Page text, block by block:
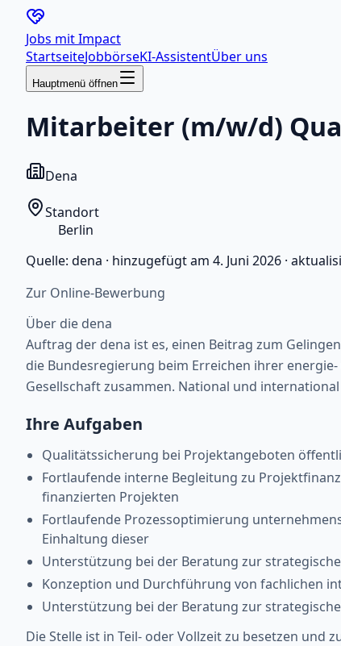
Jobs mitImpact
StartseiteJobbörseKI-AssistentÜber uns
Hauptmenü öffnen
Mitarbeiter (m/w/d)
Dena
Standort
Berlin
Quelle: dena · hinzugefügt am 4. Juni 2026 ·
Zur Online-Bewerbung
Über die dena
Auftrag der dena ist es, einen Beitrag zum
die Bundesregierung beim Erreichen ihrer
Gesellschaft zusammen. National und
Ihre Aufgaben
Qualitätssicherung bei Projektangeboten
Fortlaufende interne Begleitung zu
finanzierten Projekten
Fortlaufende Prozessoptimierung
Einhaltung dieser
Unterstützung bei der Beratung zur
Konzeption und Durchführung von fachlichen
Unterstützung bei der Beratung zur
Die Stelle ist in Teil- oder Vollzeit zu besetzen